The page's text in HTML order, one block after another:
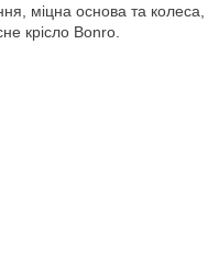
міцна основа та
крісло Bonro.